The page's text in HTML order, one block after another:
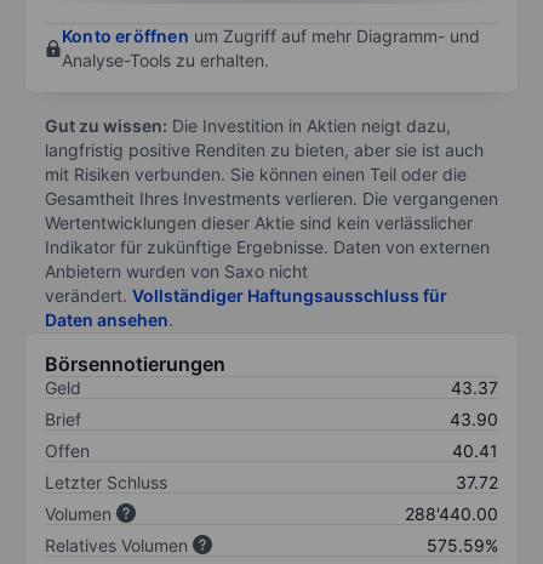
Konto eröffnen um Zugriff auf mehr Diagramm- und
Analyse-Tools zu erhalten.
Gut zu wissen: Die Investition in Aktien neigt dazu,
langfristig positive Renditen zu bieten, aber sie ist auch
mit Risiken verbunden. Sie können einen Teil oder die
Gesamtheit Ihres Investments verlieren. Die vergangenen
Wertentwicklungen dieser Aktie sind kein verlässlicher
Indikator für zukünftige Ergebnisse. Daten von externen
Anbietern wurden von Saxo nicht
verändert. Vollständiger Haftungsausschluss für
Daten ansehen.
Börsennotierungen
Geld
43.37
Brief
43.90
Offen
40.41
Letzter Schluss
37.72
Volumen
288'440.00
Relatives Volumen
575.59%